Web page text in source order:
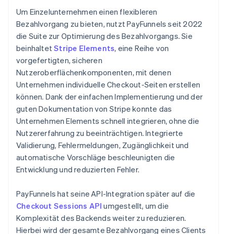
Um Einzelunternehmen einen flexibleren
Bezahlvorgang zu bieten, nutzt PayFunnels seit 2022
die Suite zur Optimierung des Bezahlvorgangs. Sie
beinhaltetStripe Elements, eine Reihe von
vorgefertigten, sicheren
Nutzeroberflächenkomponenten, mit denen
Unternehmen individuelle Checkout-Seiten erstellen
können. Dank der einfachen Implementierung und der
guten Dokumentation von Stripe konnte das
Unternehmen Elements schnell integrieren, ohne die
Nutzererfahrung zu beeinträchtigen. Integrierte
Validierung, Fehlermeldungen, Zugänglichkeit und
automatische Vorschläge beschleunigten die
Entwicklung und reduzierten Fehler.
PayFunnels hat seine API-Integration später auf die
Checkout Sessions API umgestellt, um die
Komplexität des Backends weiter zu reduzieren.
Hierbei wird der gesamte Bezahlvorgang eines Clients